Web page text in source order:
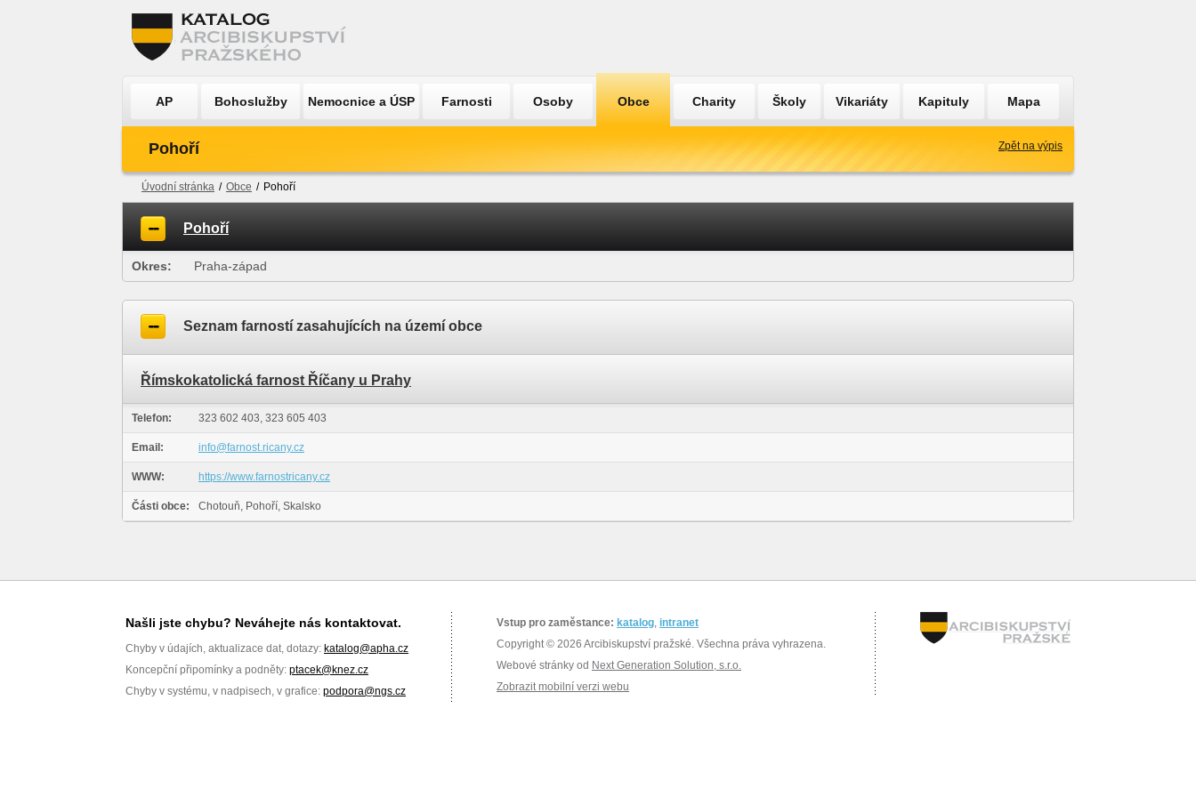
AP Bohoslužby Nemocnice a ÚSP Farnosti Osoby Obce Charity Školy Vikariáty Kapituly Mapa
Pohoří Zpět na výpis
Úvodní stránka / Obce / Pohoří
Pohoří
Okres: Praha-západ
Seznam farností zasahujících na území obce
Římskokatolická farnost Říčany u Prahy
Telefon: 323 602 403, 323 605 403
Email: info@farnost.ricany.cz
WWW: https://www.farnostricany.cz
Části obce: Chotouň, Pohoří, Skalsko
Našli jste chybu? Neváhejte nás kontaktovat.
Chyby v údajích, aktualizace dat, dotazy: katalog@apha.cz
Koncepční připomínky a podněty: ptacek@knez.cz
Chyby v systému, v nadpisech, v grafice: podpora@ngs.cz
Vstup pro zaměstance: katalog, intranet
Copyright © 2026 Arcibiskupství pražské. Všechna práva vyhrazena.
Webové stránky od Next Generation Solution, s.r.o.
Zobrazit mobilní verzi webu